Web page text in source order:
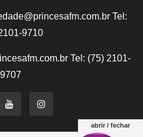
Tel:
9710
Tel: (75) 2101-
9707
abrir / fechar